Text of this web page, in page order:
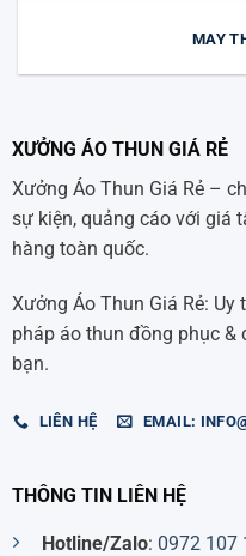
MAY
XƯỞNG ÁO THUN GIÁ RẺ
Xưởng Áo Thun Giá Rẻ –
sự kiện, quảng cáo với giá
hàng toàn quốc.
Xưởng Áo Thun Giá Rẻ:
pháp áo thun đồng phục &
bạn.
LIÊN HỆ EMAIL:
THÔNG TIN LIÊN HỆ
Hotline/Zalo: 0972 107